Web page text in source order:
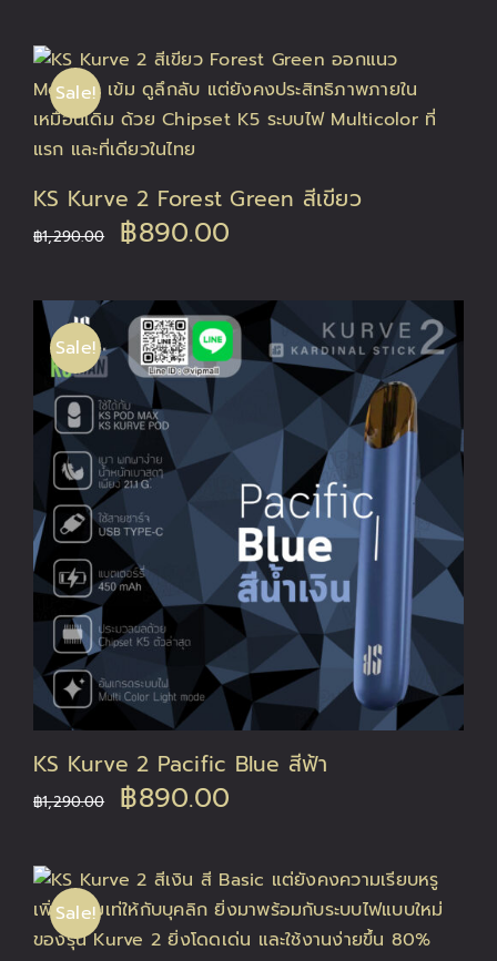
was:
฿1,290.00.
is:
฿890.00.
Sale!
KS Kurve 2 Forest Green สีเขียว
฿1,290.00
Original
was:
฿1,290.00.
฿890.00
is:
฿890.00.
Sale!
KS Kurve 2 Pacific Blue สีฟ้า
฿1,290.00
Original
was:
฿1,290.00.
฿890.00
is:
฿890.00.
Sale!